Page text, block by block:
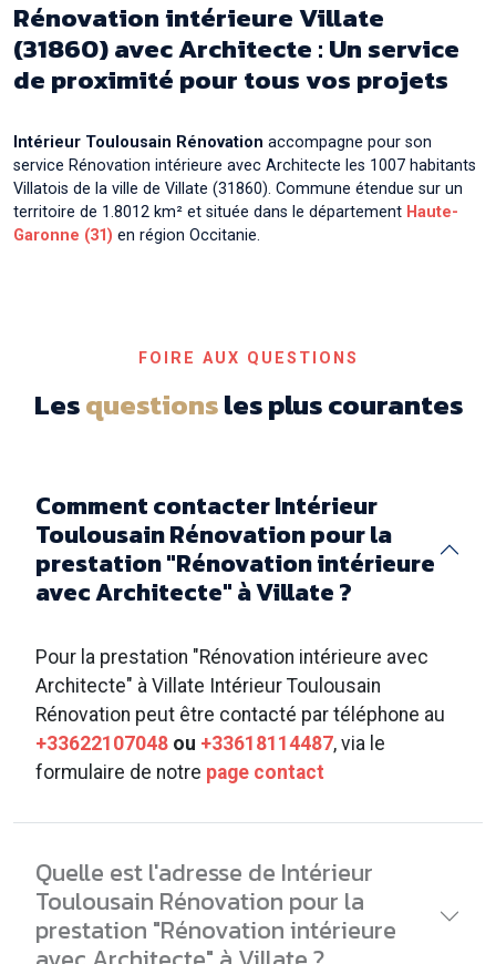
Rénovation intérieure avec Architecte à Auterive
Rénovation intérieure avec Architecte à
Tolosane
Rénovation intérieure avec Architecte à
Ayguesvives
Rénovation intérieure Villate
(31860) avec Architecte : Un service
de proximité pour tous vos projets
Intérieur Toulousain Rénovation accompagne pour son
service Rénovation intérieure avec Architecte les 1007 habitants
Villatois de la ville de Villate (31860). Commune étendue sur un
territoire de 1.8012 km² et située dans le département Haute-
Garonne (31) en région Occitanie.
FOIRE AUX QUESTIONS
Lesquestionsles plus courantes
Comment contacter Intérieur
Toulousain Rénovation pour la
prestation "Rénovation intérieure
avec Architecte" à Villate ?
Pour la prestation "Rénovation intérieure avec
Architecte" à Villate Intérieur Toulousain
Rénovation peut être contacté par téléphone au
+33622107048 ou +33618114487, via le
formulaire de notre page contact
Quelle est l'adresse de Intérieur
Toulousain Rénovation pour la
prestation "Rénovation intérieure